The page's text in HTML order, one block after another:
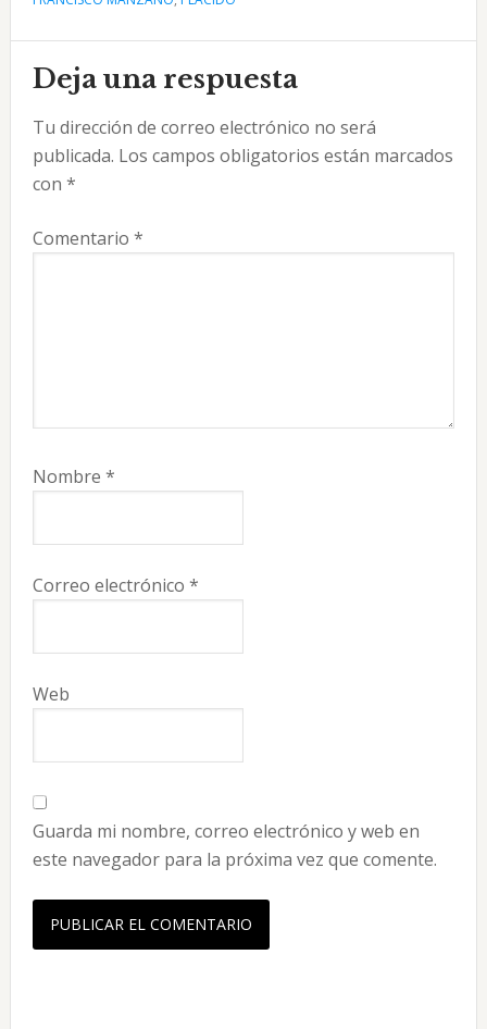
Interacciones
con
los
lectores
Deja una respuesta
Tu dirección de correo electrónico no será
publicada. Los campos obligatorios están marcados
con *
Comentario *
Nombre *
Correo electrónico *
Web
Guarda mi nombre, correo electrónico y web en
este navegador para la próxima vez que comente.